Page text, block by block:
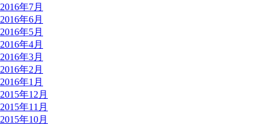
2016年7月
2016年6月
2016年5月
2016年4月
2016年3月
2016年2月
2016年1月
2015年12月
2015年11月
2015年10月